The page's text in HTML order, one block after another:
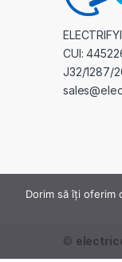
CUI:
J32/1287/
©
Dorim să îți oferim